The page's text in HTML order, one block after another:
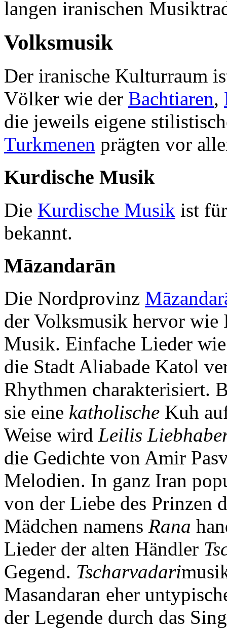
langen iranischen
Volksmusik
Der iranische Kulturraum
Völker wie der Bachtiaren,
die jeweils eigene
Turkmenen prägten vor
Kurdische Musik
Die Kurdische Musik ist
bekannt.
Māzandarān
Die Nordprovinz
der Volksmusik hervor
Musik. Einfache Lieder
die Stadt Aliabade Katol
Rhythmen charakterisiert.
sie eine katholische Kuh
Weise wird Leilis
die Gedichte von Amir
Melodien. In ganz Iran
von der Liebe des Prinzen
Mädchen namens Rana
Lieder der alten Händler
Gegend. Tscharvadari
Masandaran eher
der Legende durch das